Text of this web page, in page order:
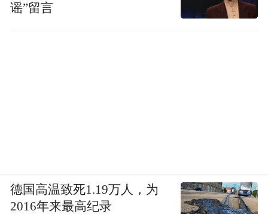
谣”留言
德国高温致死1.19万人，为
2016年来最高纪录